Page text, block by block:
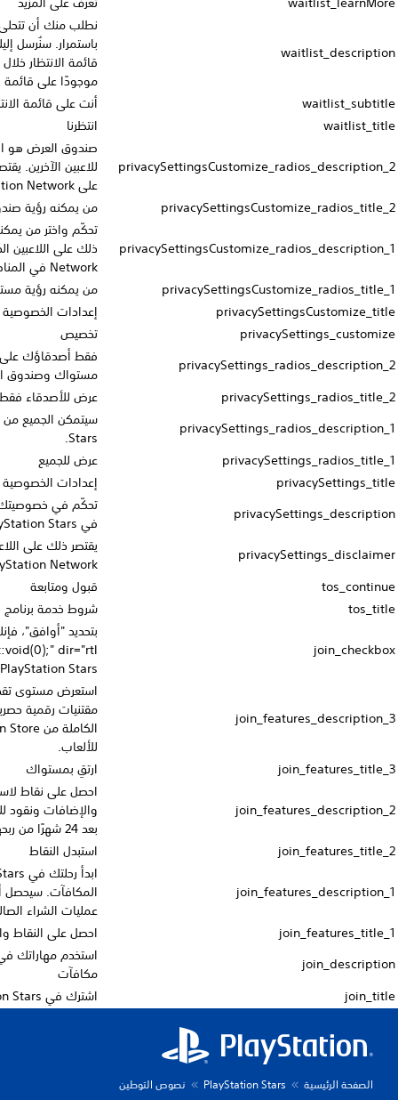
نطلب منك أن تتحلى بالصبر قليلاً، حيث يُجرى قبول الأعضاء الجدد
باستمرار. سنُرسل إليك إشعارًا عبر البريد الإلكتروني عند إزالة اسمك من
قائمة الانتظار خلال فترة قد تصل إلى شهرين. يُرجى العلم أنك ستبقى
موجودًا على قائمة الانتظار إذا ألغيت الطلب وسجلت دخولك مجددًا.
أنت على قائمة الانتظار!
انتظرنا
صندوق العرض هو الصندوق الذي يمكنك من خلال عرض المقتنيات
للاعبين الآخرين. يقتصر ذلك على اللاعبين الذين يملكون حسابات بالغين
من يمكنه رؤية صندوق العرض
تحكّم واختر من يمكنه رؤية مستواك في PlayStation Stars. يقتصر
ذلك على اللاعبين الذين يملكون حسابات بالغين على PlayStation
من يمكنه رؤية مستواك في PlayStation Stars
إعدادات الخصوصية في PlayStation Stars
تخصيص
فقط أصدقاؤك على PlayStation Network‏ هم من يمكنهم رؤية
مستواك وصندوق العرض في PlayStation Stars.
عرض للأصدقاء فقط
سيتمكن الجميع من رؤية مستواك وصندوق العرض في PlayStation
Stars.
عرض للجميع
إعدادات الخصوصية في PlayStation Stars
تحكّم في خصوصيتك واختر من يمكنه رؤية مستواك وصندوق العرض
في PlayStation Stars.
يقتصر ذلك على اللاعبين الذين يملكون حسابات بالغين على
PlayStation Network‏ في المناطق المدعومة.
قبول ومتابعة
بتحديد "أوافق"، فإنك تؤكد أنك تفهم <a class="sky__tos-link"
href="javascript:void(0);" dir="rtl">شروط خدمة</a> برنامج
استعرض مستوى تقدمك عبر مستويات المرتبة الأربعة واكسب
مقتنيات رقمية حصرية! يمكنك زيادة مستوى مرتبتك بشراء الألعاب
الكاملة من PlayStation Store وربح الجوائز النادرة وفائقة الندرة
ارتقِ بمستواك
احصل على نقاط لاستبدالها بعناصر من PS Store، مثل الألعاب
والإضافات ونقود للمحفظة والمقتنيات الرقمية! تنتهي صلاحية النقاط
استبدل النقاط
ابدأ رحلتك في PlayStation Stars وأكمل مجموعات التحديات لكسب
المكافآت. سيحصل أعضاء PlayStation Plus أيضًا على نقاط من
احصل على النقاط والمقتنيات الرقمية
استخدم مهاراتك في اللعب لجمع مقتنيات رقمية فريدة والحصول على
مكافآت
اشترك في PlayStation Stars